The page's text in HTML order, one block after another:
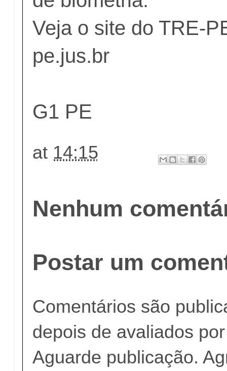
Veja o site do TRE-
pe.jus.br
G1 PE
at 14:15
Nenhum
Postar um
Comentários são
depois de avaliados
Aguarde publicação.